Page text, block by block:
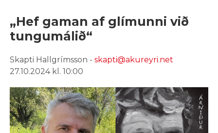
„Hef gaman af glímunni við
tungumálið“
Skapti Hallgrímsson - skapti@akureyri.net
27.10.2024 kl. 10:00